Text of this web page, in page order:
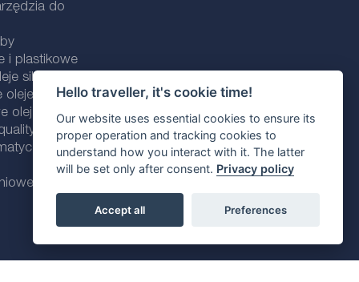
Hello traveller, it's cookie time!
Our website uses essential cookies to ensure its
proper operation and tracking cookies to
understand how you interact with it. The latter
will be set only after consent. Privacy policy
Accept all Preferences
do
i plastikowe
silnikowe
oleje silnikowe
oleje silnikowe
line